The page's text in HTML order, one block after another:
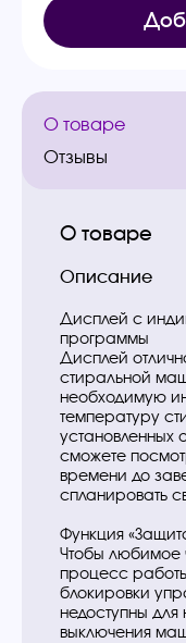
О товаре
Отзывы
О товаре
Описание
Дисплей с
программы
Дисплей
стиральной
необходимую
температуру
установленных
сможете
времени до
спланировать
Функция
Чтобы любимое
процесс
блокировки
недоступны
выключения